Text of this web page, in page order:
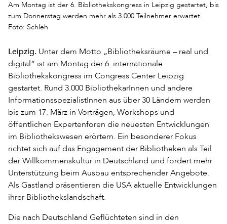
Am Montag ist der 6. Bibliothekskongress in Leipzig gestartet, bis
zum Donnerstag werden mehr als 3.000 Teilnehmer erwartet.
Foto: Schleh
Leipzig. Unter dem Motto „Bibliotheksräume – real und
digital“ ist am Montag der 6. internationale
Bibliothekskongress im Congress Center Leipzig
gestartet. Rund 3.000 BibliothekarInnen und andere
InformationsspezialistInnen aus über 30 Ländern werden
bis zum 17. März in Vorträgen, Workshops und
öffentlichen Expertenforen die neuesten Entwicklungen
im Bibliothekswesen erörtern. Ein besonderer Fokus
richtet sich auf das Engagement der Bibliotheken als Teil
der Willkommenskultur in Deutschland und fordert mehr
Unterstützung beim Ausbau entsprechender Angebote.
Als Gastland präsentieren die USA aktuelle Entwicklungen
ihrer Bibliothekslandschaft.
Die nach Deutschland Geflüchteten sind in den